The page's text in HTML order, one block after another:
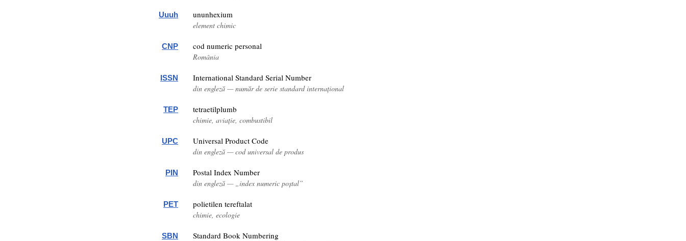
Uuuh ununhexium
element chimic
CNP cod numeric personal
România
ISSN International Standard Serial Number
din engleză — număr de serie standard internațional
TEP tetraetilplumb
chimie, aviație, combustibil
UPC Universal Product Code
din engleză — cod universal de produs
PIN Postal Index Number
din engleză — „index numeric poștal”
PET polietilen tereftalat
chimie, ecologie
SBN Standard Book Numbering